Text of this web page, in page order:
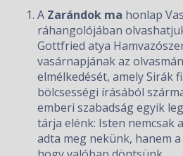
A Zarándok ma honlap
ráhangolójában
Gottfried atya
vasárnapjának az
elmélkedését, amely Sirák
bölcsességi írásából
emberi szabadság egyik
tárja elénk: Isten nemcsak
adta meg nekünk, hanem